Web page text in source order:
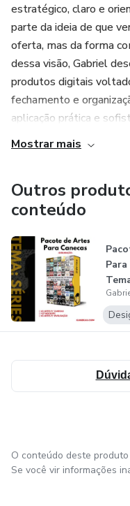
Resolução: 300pdi
Plano de Fundo:
Pra Usar Como Quiser!
Formato: JPG
Tamanho: 612 x 612
Modo de cores: RGB
Resolução: 72dpi
Personalize Como
artes para canecas
estratégico, claro e
parte da ideia de que
oferta, mas da forma
dessa visão, Gabriel
produtos digitais
fechamento e
aplicação prática e
Mostrar mais
Outros
conteúdo
Para
O conteúdo deste
Se você vir informações